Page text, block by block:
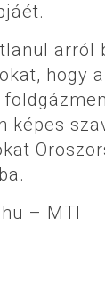
arról
hogy
képes
– MTI